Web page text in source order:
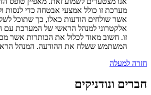
מערכת זו כולל אמצעי אבטחה כדי
אשר שולחים הודעות כאלו, כך שתוכל
אלקטרוני למנהל הראשי של המערכת
זו. חשוב מאוד לכלול את הכותרות אשר
המשתמש ששלח את ההודעה. המנהל
חזרה למעלה
חברים ונודניקים